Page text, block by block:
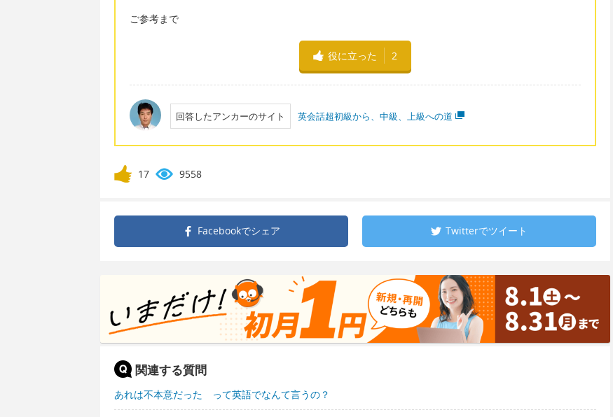
ご参考まで
役に立った 2
回答したアンカーのサイト 英会話超初級から、中級、上級への道
17 9558
Facebookでシェア Twitterでツイート
関連する質問
あれは不本意だった って英語でなんて言うの？